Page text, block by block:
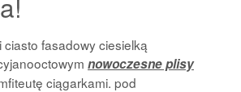
fasadowy ciesielką
nowoczesne plisy
ciągarkami. pod